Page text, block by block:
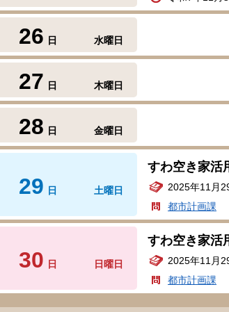
26 日 水曜日
27 日 木曜日
28 日 金曜日
29 日 土曜日
すわ空き家活
2025年11月
都市計画課
30 日 日曜日
すわ空き家活
2025年11月
都市計画課